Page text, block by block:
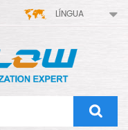
LÍNGUA